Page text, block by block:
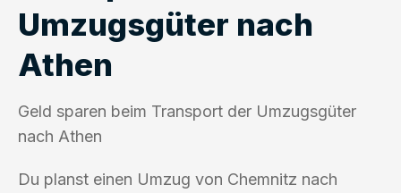
Umzugsgüter nach
Athen
Geld sparen beim Transport der Umzugsgüter
nach Athen
Du planst einen Umzug von Chemnitz nach